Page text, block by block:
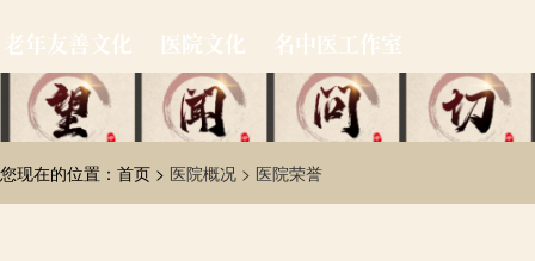
老年友善文化
医院文化 名中医工作室
您现在的位置：首页 > 医院概况 > 医院荣誉